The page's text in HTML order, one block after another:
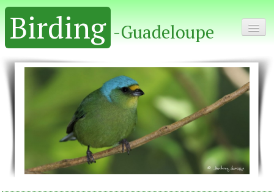
Birding -Guadeloupe
Home - Accueil
Album